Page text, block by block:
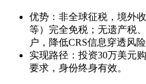
优势：非全球征税，境外
等）完全免税；无遗产税
户，降低CRS信息穿透风险
实现路径：投资30万美元
要求，身份终身有效。